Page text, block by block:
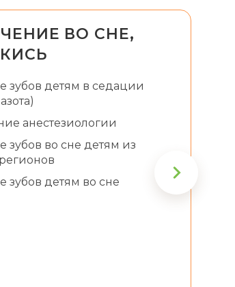
ВО СНЕ,
зубов детям в седации
анестезиологии
зубов во сне детям из
зубов детям во сне